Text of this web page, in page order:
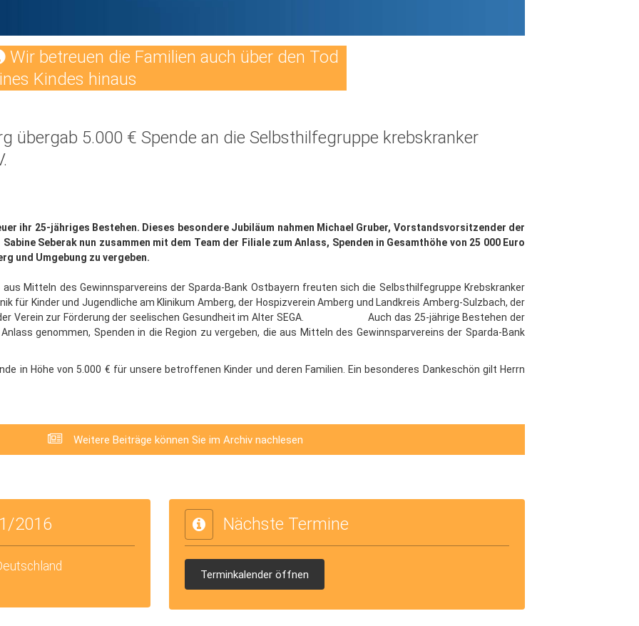
Wir betreuen die Familien auch über den Tod
Kindes hinaus
übergab 5.000 € Spende an die Selbsthilfegruppe krebskranker
ihr 25-jähriges Bestehen. Dieses besondere Jubiläum nahmen Michael Gruber, Vorstandsvorsitzender der
Seberak nun zusammen mit dem Team der Filiale zum Anlass, Spenden in Gesamthöhe von 25 000 Euro
und Umgebung zu vergeben.
aus Mitteln des Gewinnsparvereins der Sparda-Bank Ostbayern freuten sich die Selbsthilfegruppe Krebskranker
für Kinder und Jugendliche am Klinikum Amberg, der Hospizverein Amberg und Landkreis Amberg-Sulzbach, der
der Verein zur Förderung der seelischen Gesundheit im Alter SEGA. Auch das 25-jährige Bestehen der
genommen, Spenden in die Region zu vergeben, die aus Mitteln des Gewinnsparvereins der Sparda-Bank
in Höhe von 5.000 € für unsere betroffenen Kinder und deren Familien. Ein besonderes Dankeschön gilt Herrn
Weitere Beiträge können Sie im Archiv nachlesen
2016 Nächste Termine
Terminkalender öffnen